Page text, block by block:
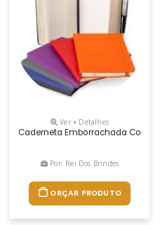
96 Folhas Amarelas Sem Pauta,
Ver + Detalhes
Caderneta Emborrachada Com
Por: Rei Dos Brindes
ORÇAR PRODUTO